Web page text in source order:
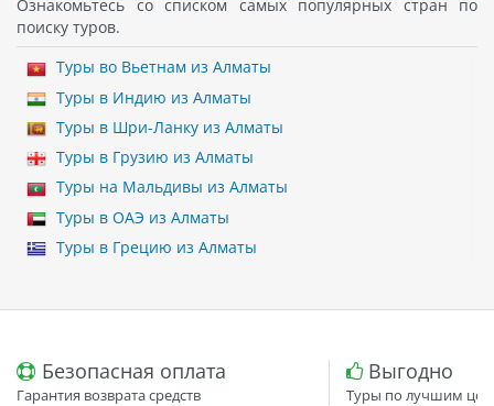
Ознакомьтесь со списком самых популярных стран по
поиску туров.
Туры во Вьетнам из Алматы
Туры в Индию из Алматы
Туры в Шри-Ланку из Алматы
Туры в Грузию из Алматы
Туры на Мальдивы из Алматы
Туры в ОАЭ из Алматы
Туры в Грецию из Алматы
Безопасная оплата
Гарантия возврата средств
Выгодно
Туры по лучшим